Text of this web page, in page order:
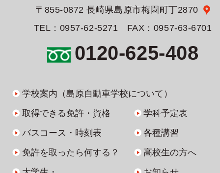
〒855-0872 長崎県島原市梅園町丁2870
TEL：0957-62-5271 FAX：0957-63-6701
0120-625-408
学校案内（島原自動車学校について）
取得できる免許・資格
学科予定表
バスコース・時刻表
各種講習
免許を取ったら何する？
高校生の方へ